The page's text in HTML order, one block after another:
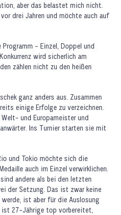
aber das belastet mich nicht.
drei Jahren und möchte auch auf
- Einzel, Doppel und
wird sicherlich am
zählen nicht zu den heißen
ganz anders aus. Zusammen
einige Erfolge zu verzeichnen.
und Europameister und
Ins Turnier starten sie mit
und Tokio möchte sich die
auch im Einzel verwirklichen.
andere als bei den letzten
der Setzung. Das ist zwar keine
ist aber für die Auslosung
ist 27-Jährige top vorbereitet,